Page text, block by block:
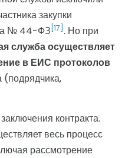
закупки
№ 44-ФЗ [17] . Но при
служба осуществляет
в ЕИС протоколов
(подрядчика,
контракта.
весь процесс
рассмотрение